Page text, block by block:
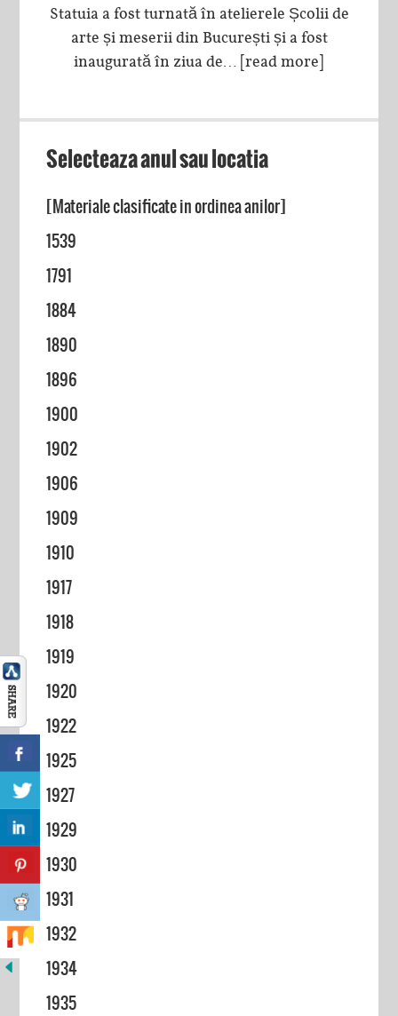
Statuia a fost turnată în atelierele Școlii de
arte și meserii din București și a fost
inaugurată în ziua de… [read more]
Selecteaza anul sau locatia
[Materiale clasificate in ordinea anilor]
1539
1791
1884
1890
1896
1900
1902
1906
1909
1910
1917
1918
1919
1920
1922
1925
1927
1929
1930
1931
1932
1934
1935